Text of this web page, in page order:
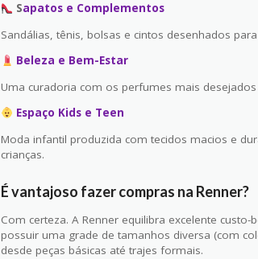
Sapatos e Complementos
Sandálias, tênis, bolsas e cintos desenhados
Beleza e Bem-Estar
Uma curadoria com os perfumes mais
Espaço Kids e Teen
Moda infantil produzida com tecidos macios e
crianças.
É vantajoso fazer compras na Renner?
Com certeza. A Renner equilibra excelente
possuir uma grade de tamanhos diversa (com
desde peças básicas até trajes formais.